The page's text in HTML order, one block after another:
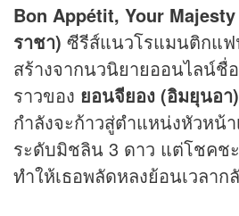
Bon Appétit, Your
ราชา) ซีรีส์แนวโรแมนติกแฟ
สร้างจากนวนิยายออนไลน์ชื่อ
ราวของ ยอนจียอง (อิมยุนอา)
กำลังจะก้าวสู่ตำแหน่งหัวหน้
ระดับมิชลิน 3 ดาว แต่โชคช
ทำให้เธอพลัดหลงย้อนเวลา